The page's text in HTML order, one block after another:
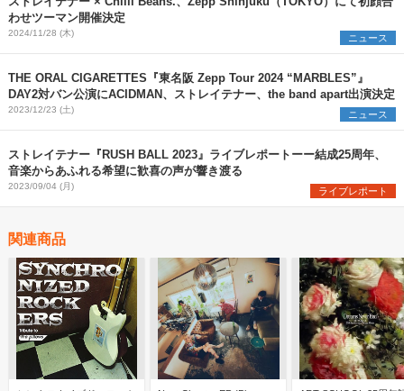
わせツーマン開催決定
2024/11/28 (木) ニュース
THE ORAL CIGARETTES『東名阪 Zepp Tour 2024 “MARBLES”』
DAY2対バン公演にACIDMAN、ストレイテナー、the band apart出演決定
2023/12/23 (土) ニュース
ストレイテナー『RUSH BALL 2023』ライブレポートーー結成25周年、
音楽からあふれる希望に歓喜の声が響き渡る
2023/09/04 (月) ライブレポート
関連商品